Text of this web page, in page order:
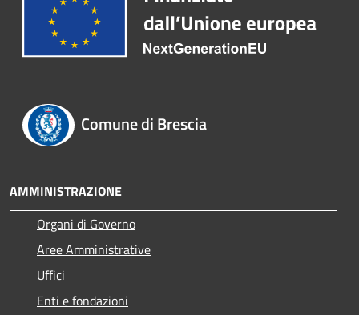
Comune di Brescia
AMMINISTRAZIONE
Organi di Governo
Aree Amministrative
Uffici
Enti e fondazioni